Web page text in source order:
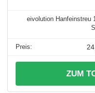
eivolution Hanfeinstreu
ZUM